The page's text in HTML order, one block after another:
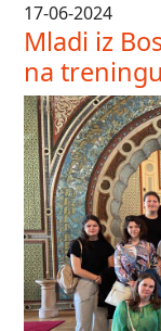
17-06-2024
Mladi iz
na